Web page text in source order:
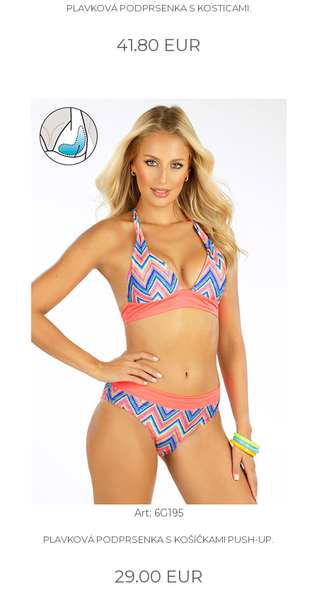
PLAVKOVÁ PODPRSENKA S KOSTICAMI.
41.80 EUR
Art: 6G195
PLAVKOVÁ PODPRSENKA S KOŠÍČKAMI PUSH-UP.
29.00 EUR